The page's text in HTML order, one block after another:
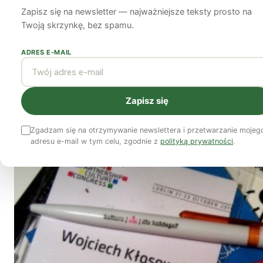
Wojciech Kłosowski6 marca 2012
Zapisz się na newsletter — najważniejsze teksty prosto na
Twoją skrzynkę, bez spamu.
ADRES E-MAIL
Zapisz się
Zgadzam się na otrzymywanie newslettera i przetwarzanie
adresu e-mail w tym celu, zgodnie z polityką prywatności.